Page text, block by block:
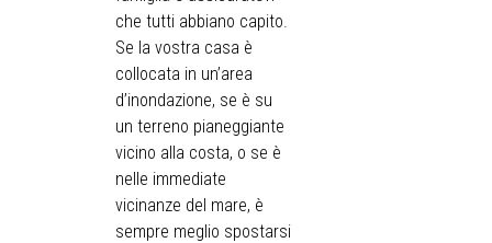
che tutti abbiano capito.
Se la vostra casa è
collocata in un’area
d’inondazione, se è su
un terreno pianeggiante
vicino alla costa, o se è
nelle immediate
vicinanze del mare, è
sempre meglio spostarsi